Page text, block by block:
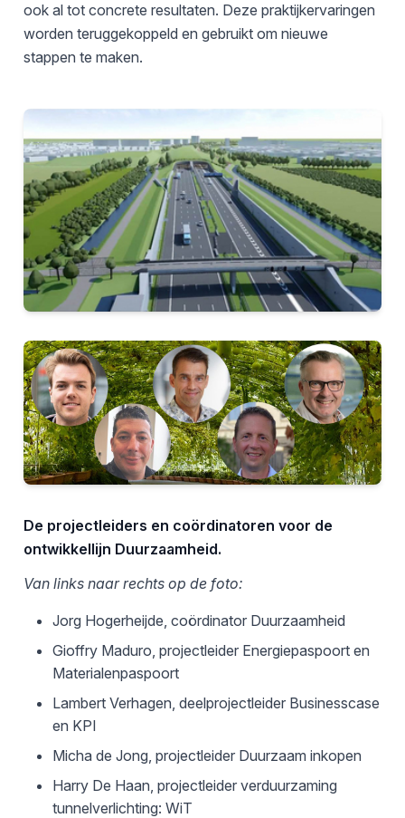
ook al tot concrete resultaten. Deze praktijkervaringen
worden teruggekoppeld en gebruikt om nieuwe
stappen te maken.
De projectleiders en coördinatoren voor de
ontwikkellijn Duurzaamheid.
Van links naar rechts op de foto:
Jorg Hogerheijde, coördinator Duurzaamheid
Gioffry Maduro, projectleider Energiepaspoort en
Materialenpaspoort
Lambert Verhagen, deelprojectleider Businesscase
en KPI
Micha de Jong, projectleider Duurzaam inkopen
Harry De Haan, projectleider verduurzaming
tunnelverlichting: WiT